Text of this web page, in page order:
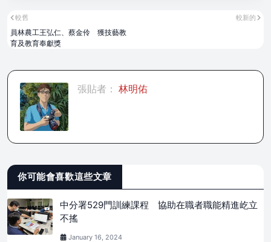
較新的
較舊
員林農工王弘仁、蔡金伶 獲技藝教
育及教育奉獻獎
張貼者： 林明佑
你可能會喜歡這些文章
中分署529門訓練課程 協助在職者職能精進屹立
不搖
January 16, 2024